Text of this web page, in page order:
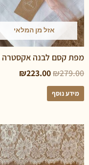
אזל מן המלאי
לבנה אקסטרה שיק
₪
₪223.00